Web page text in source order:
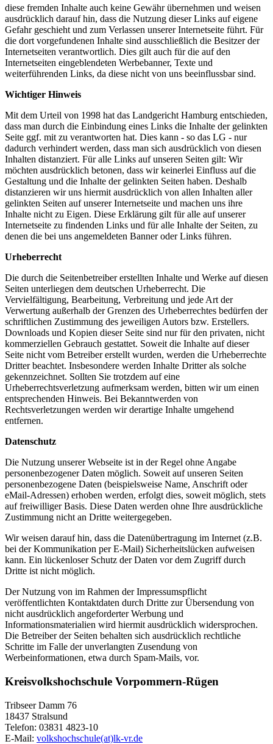
diese fremden Inhalte auch keine Gewähr übernehmen und weisen
ausdrücklich darauf hin, dass die Nutzung dieser Links auf eigene
Gefahr geschieht und zum Verlassen unserer Internetseite führt. Für
die dort vorgefundenen Inhalte sind ausschließlich die Besitzer der
Internetseiten verantwortlich. Dies gilt auch für die auf den
Internetseiten eingeblendeten Werbebanner, Texte und
weiterführenden Links, da diese nicht von uns beeinflussbar sind.
Wichtiger Hinweis
Mit dem Urteil von 1998 hat das Landgericht Hamburg entschieden,
dass man durch die Einbindung eines Links die Inhalte der gelinkten
Seite ggf. mit zu verantworten hat. Dies kann - so das LG - nur
dadurch verhindert werden, dass man sich ausdrücklich von diesen
Inhalten distanziert. Für alle Links auf unseren Seiten gilt: Wir
möchten ausdrücklich betonen, dass wir keinerlei Einfluss auf die
Gestaltung und die Inhalte der gelinkten Seiten haben. Deshalb
distanzieren wir uns hiermit ausdrücklich von allen Inhalten aller
gelinkten Seiten auf unserer Internetseite und machen uns ihre
Inhalte nicht zu Eigen. Diese Erklärung gilt für alle auf unserer
Internetseite zu findenden Links und für alle Inhalte der Seiten, zu
denen die bei uns angemeldeten Banner oder Links führen.
Urheberrecht
Die durch die Seitenbetreiber erstellten Inhalte und Werke auf diesen
Seiten unterliegen dem deutschen Urheberrecht. Die
Vervielfältigung, Bearbeitung, Verbreitung und jede Art der
Verwertung außerhalb der Grenzen des Urheberrechtes bedürfen der
schriftlichen Zustimmung des jeweiligen Autors bzw. Erstellers.
Downloads und Kopien dieser Seite sind nur für den privaten, nicht
kommerziellen Gebrauch gestattet. Soweit die Inhalte auf dieser
Seite nicht vom Betreiber erstellt wurden, werden die Urheberrechte
Dritter beachtet. Insbesondere werden Inhalte Dritter als solche
gekennzeichnet. Sollten Sie trotzdem auf eine
Urheberrechtsverletzung aufmerksam werden, bitten wir um einen
entsprechenden Hinweis. Bei Bekanntwerden von
Rechtsverletzungen werden wir derartige Inhalte umgehend
entfernen.
Datenschutz
Die Nutzung unserer Webseite ist in der Regel ohne Angabe
personenbezogener Daten möglich. Soweit auf unseren Seiten
personenbezogene Daten (beispielsweise Name, Anschrift oder
eMail-Adressen) erhoben werden, erfolgt dies, soweit möglich, stets
auf freiwilliger Basis. Diese Daten werden ohne Ihre ausdrückliche
Zustimmung nicht an Dritte weitergegeben.
Wir weisen darauf hin, dass die Datenübertragung im Internet (z.B.
bei der Kommunikation per E-Mail) Sicherheitslücken aufweisen
kann. Ein lückenloser Schutz der Daten vor dem Zugriff durch
Dritte ist nicht möglich.
Der Nutzung von im Rahmen der Impressumspflicht
veröffentlichten Kontaktdaten durch Dritte zur Übersendung von
nicht ausdrücklich angeforderter Werbung und
Informationsmaterialien wird hiermit ausdrücklich widersprochen.
Die Betreiber der Seiten behalten sich ausdrücklich rechtliche
Schritte im Falle der unverlangten Zusendung von
Werbeinformationen, etwa durch Spam-Mails, vor.
Kreisvolkshochschule Vorpommern-Rügen
Tribseer Damm 76
18437 Stralsund
Telefon: 03831 4823-10
E-Mail: volkshochschule(at)lk-vr.de